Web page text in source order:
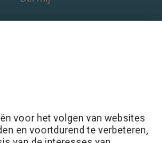
gerust:
500